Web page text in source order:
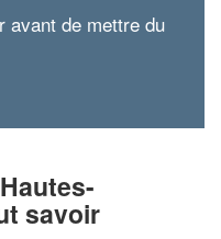
avant de mettre du
savoir